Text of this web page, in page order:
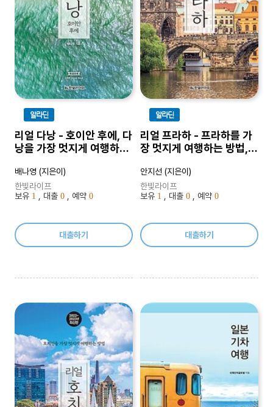
알라딘
리얼 다낭 - 호이안 후에, 다
낭을 가장 멋지게 여행하는
판
배나영 (지은이)
한빛라이프
보유 1 , 대출 0 , 예약 0
대출하기
알라딘
리얼 프라하 - 프라하를 가
장 멋지게 여행하는 방법,
안지선 (지은이)
한빛라이프
보유 1 , 대출 0 , 예약 0
대출하기